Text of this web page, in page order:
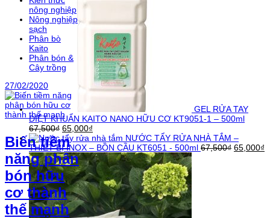
nông nghiệp
Nông nghiệp
sạch
Phân bò
Kaito
Phân bón &
Cây trồng
27/02/2020
Biến tiềm
năng phân
bón hữu
cơ thành
thế mạnh
GEL RỬA TAY
DIỆT KHUẨN KAITO NANO HỮU CƠ KT9051-1 – 500ml
67,500₫ 65,000₫
NƯỚC TẨY RỬA NHÀ TẮM –
THIẾT BỊ INOX – BỒN CẦU KT6051 - 500ml 67,500₫ 65,000₫